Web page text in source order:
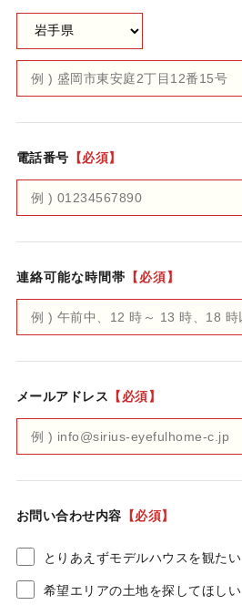
電話番号 【必須】
連絡可能な時間帯 【必須】
メールアドレス 【必須】
お問い合わせ内容 【必須】
とりあえずモデルハウスを観たい
希望エリアの土地を探してほしい